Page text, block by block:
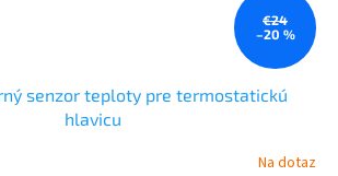
€24
–20 %
senzor teploty pre termostatickú
hlavicu
Na dotaz